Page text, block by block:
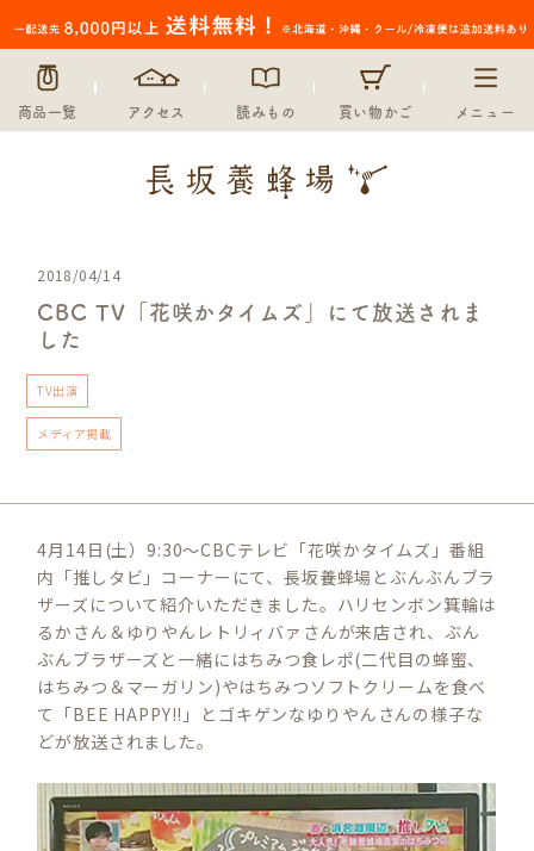
商品一覧 アクセス 読みもの 買い物かご メニュー
2018/04/14
CBC TV「花咲かタイムズ」にて放送されま
した
TV出演
メディア掲載
4月14日(土）9:30〜CBCテレビ「花咲かタイムズ」番組
内「推しタビ」コーナーにて、長坂養蜂場とぶんぶんブラ
ザーズについて紹介いただきました。ハリセンボン箕輪は
るかさん＆ゆりやんレトリィバァさんが来店され、ぶん
ぶんブラザーズと一緒にはちみつ食レポ(二代目の蜂蜜、
はちみつ＆マーガリン)やはちみつソフトクリームを食べ
て「BEE HAPPY!!」とゴキゲンなゆりやんさんの様子な
どが放送されました。